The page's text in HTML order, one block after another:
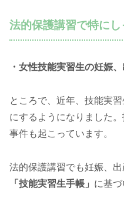
法的保護講習で特に
・女性技能実習生の妊娠
ところで、近年、技能実
にするようになりました
事件も起こっています。
法的保護講習でも妊娠、
「技能実習生手帳」 に基づ